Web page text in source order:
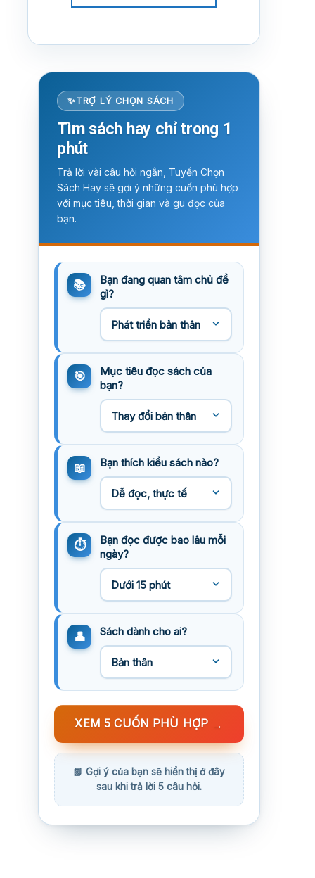
TRỢ LÝ CHỌN SÁCH
Tìm sách hay chỉ trong 1
phút
Trả lời vài câu hỏi ngắn, Tuyển Chọn
Sách Hay sẽ gợi ý những cuốn phù hợp
với mục tiêu, thời gian và gu đọc của
bạn.
Bạn đang quan tâm chủ đề
gì?
Mục tiêu đọc sách của
bạn?
Bạn thích kiểu sách nào?
Bạn đọc được bao lâu mỗi
ngày?
Sách dành cho ai?
XEM 5 CUỐN PHÙ HỢP →